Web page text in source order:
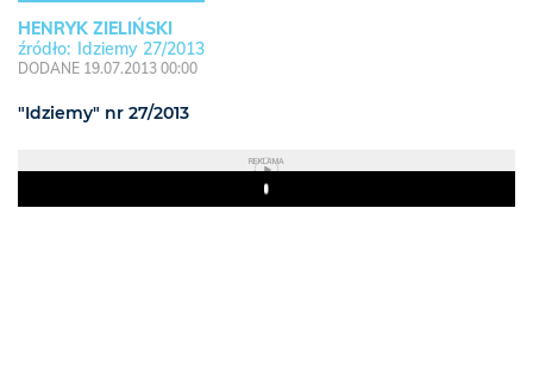
HENRYK ZIELIŃSKI
Idziemy 27/2013
DODANE 19.07.2013 00:00
"Idziemy" nr 27/2013
REKLAMA
Play